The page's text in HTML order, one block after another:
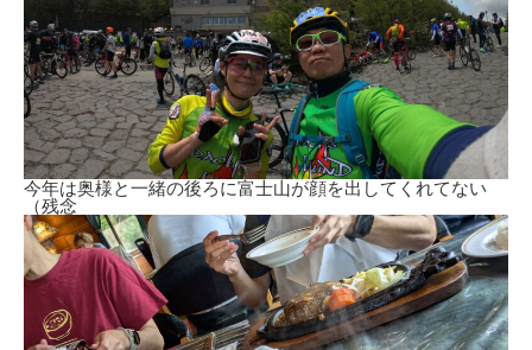
今年は奥様と一緒の後ろに富士山が顔を出してくれてない
（残念